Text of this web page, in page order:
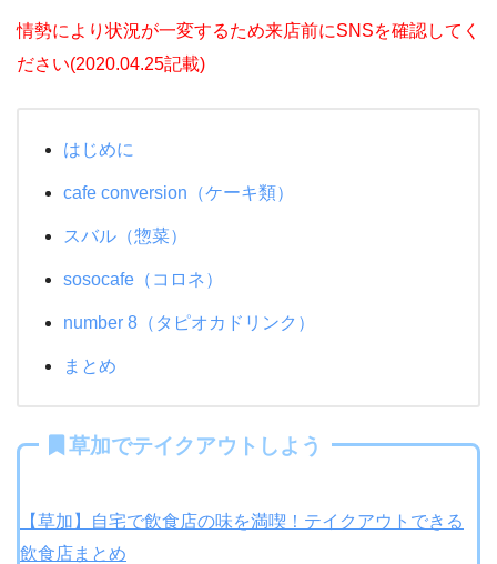
情勢により状況が一変するため来店前にSNSを確認してく
ださい(2020.04.25記載)
はじめに
cafe conversion（ケーキ類）
スバル（惣菜）
sosocafe（コロネ）
number 8（タピオカドリンク）
まとめ
草加でテイクアウトしよう
【草加】自宅で飲食店の味を満喫！テイクアウトできる
飲食店まとめ